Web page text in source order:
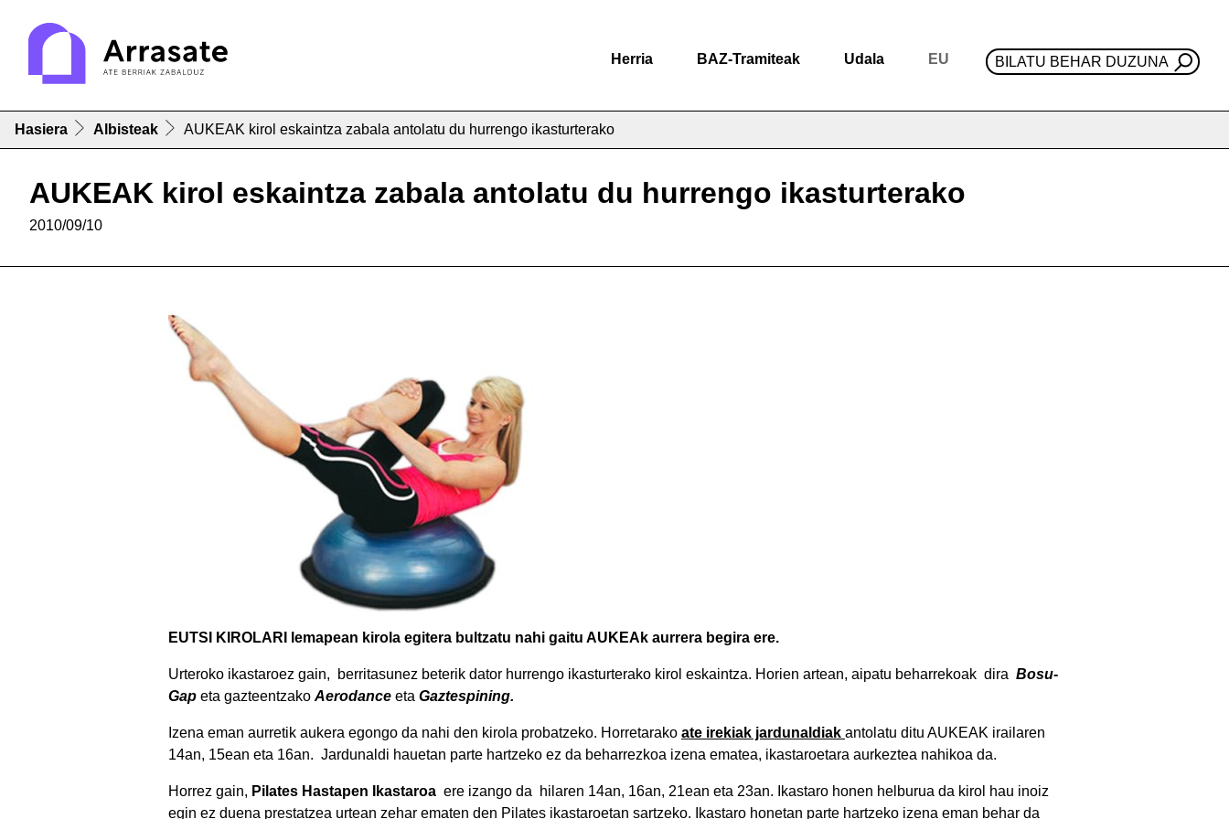
Herria BAZ-Tramiteak Udala EU BILATU BEHAR DUZUNA
Hasiera Albisteak AUKEAK kirol eskaintza zabala antolatu du hurrengo ikasturterako
AUKEAK kirol eskaintza zabala antolatu du hurrengo ikasturterako
2010/09/10
EUTSI KIROLARI lemapean kirola egitera bultzatu nahi gaitu AUKEAk aurrera begira ere.
Urteroko ikastaroez gain, berritasunez beterik dator hurrengo ikasturterako kirol eskaintza. Horien artean, aipatu beharrekoak dira Bosu-
Gap eta gazteentzako Aerodance eta Gaztespining.
Izena eman aurretik aukera egongo da nahi den kirola probatzeko. Horretarako ate irekiak jardunaldiak antolatu ditu AUKEAK irailaren
14an, 15ean eta 16an. Jardunaldi hauetan parte hartzeko ez da beharrezkoa izena ematea, ikastaroetara aurkeztea nahikoa da.
Horrez gain, Pilates Hastapen Ikastaroa ere izango da hilaren 14an, 16an, 21ean eta 23an. Ikastaro honen helburua da kirol hau inoiz
egin ez duena prestatzea urtean zehar ematen den Pilates ikastaroetan sartzeko. Ikastaro honetan parte hartzeko izena eman behar da